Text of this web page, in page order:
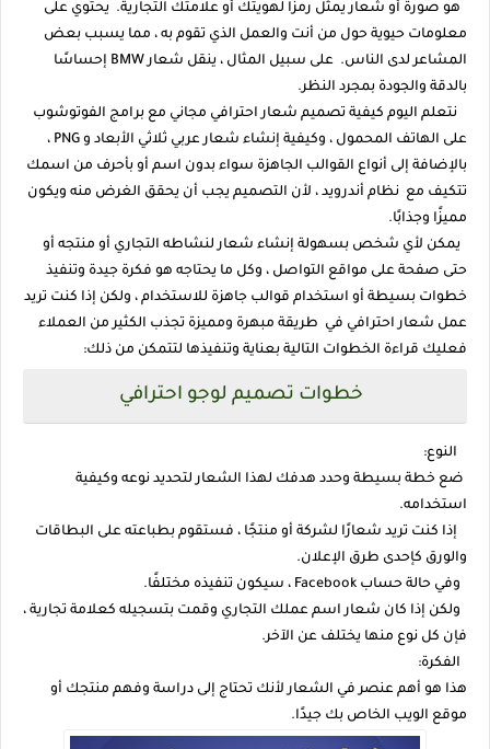
هو صورة أو شعار يمثل رمزًا لهويتك أو علامتك التجارية. يحتوي على
معلومات حيوية حول من أنت والعمل الذي تقوم به ، مما يسبب بعض
المشاعر لدى الناس. على سبيل المثال ، ينقل شعار BMW إحساسًا
بالدقة والجودة بمجرد النظر.
نتعلم اليوم كيفية تصميم شعار احترافي مجاني مع برامج الفوتوشوب
على الهاتف المحمول ، وكيفية إنشاء شعار عربي ثلاثي الأبعاد و PNG ،
بالإضافة إلى أنواع القوالب الجاهزة سواء بدون اسم أو بأحرف من اسمك
تتكيف مع نظام أندرويد ، لأن التصميم يجب أن يحقق الغرض منه ويكون
مميزًا وجذابًا.
يمكن لأي شخص بسهولة إنشاء شعار لنشاطه التجاري أو منتجه أو
حتى صفحة على مواقع التواصل ، وكل ما يحتاجه هو فكرة جيدة وتنفيذ
خطوات بسيطة أو استخدام قوالب جاهزة للاستخدام ، ولكن إذا كنت تريد
عمل شعار احترافي في طريقة مبهرة ومميزة تجذب الكثير من العملاء
فعليك قراءة الخطوات التالية بعناية وتنفيذها لتتمكن من ذلك:
خطوات تصميم لوجو احترافي
النوع:
ضع خطة بسيطة وحدد هدفك لهذا الشعار لتحديد نوعه وكيفية
استخدامه.
إذا كنت تريد شعارًا لشركة أو منتجًا ، فستقوم بطباعته على البطاقات
والورق كإحدى طرق الإعلان.
وفي حالة حساب Facebook ، سيكون تنفيذه مختلفًا.
ولكن إذا كان شعار اسم عملك التجاري وقمت بتسجيله كعلامة تجارية ،
فإن كل نوع منها يختلف عن الآخر.
الفكرة:
هذا هو أهم عنصر في الشعار لأنك تحتاج إلى دراسة وفهم منتجك أو
موقع الويب الخاص بك جيدًا.